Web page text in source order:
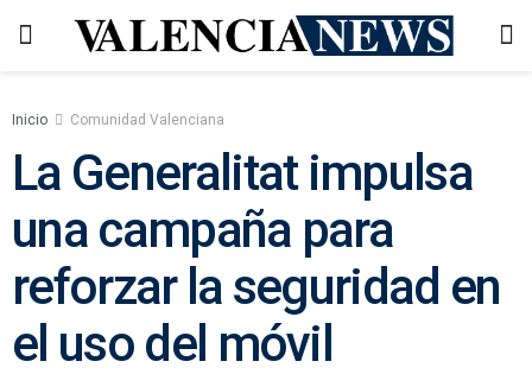
Inicio Comunidad Valenciana
La Generalitat impulsa
una campaña para
reforzar la seguridad en
el uso del móvil